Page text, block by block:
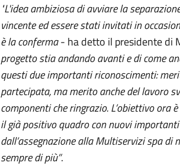
"L'idea ambiziosa di avviare la
vincente ed essere stati invitati in
è la conferma- ha detto il presidente di
progetto stia andando avanti e di come
questi due importanti riconoscimenti:
partecipata, ma merito anche del lavoro
componenti che ringrazio. L’obiettivo ora
il già positivo quadro con nuovi
dall’assegnazione alla Multiservizi spa di
sempre di più”.